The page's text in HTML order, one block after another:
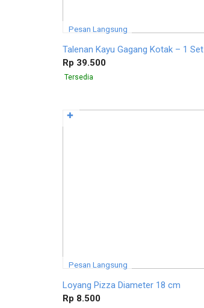
Pesan Langsung
Talenan Kayu Gagang Kotak – 1 Set
Rp 39.500
Tersedia
Pesan Langsung
Loyang Pizza Diameter 18 cm
Rp 8.500
✚